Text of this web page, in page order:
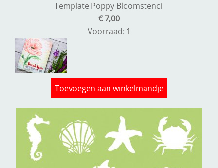
Template Poppy Bloomstencil
€ 7,00
Voorraad: 1
Toevoegen aan winkelmandje